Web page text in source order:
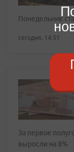
Понедельник
сегодня, 14:51
За первое
выросли на 8%